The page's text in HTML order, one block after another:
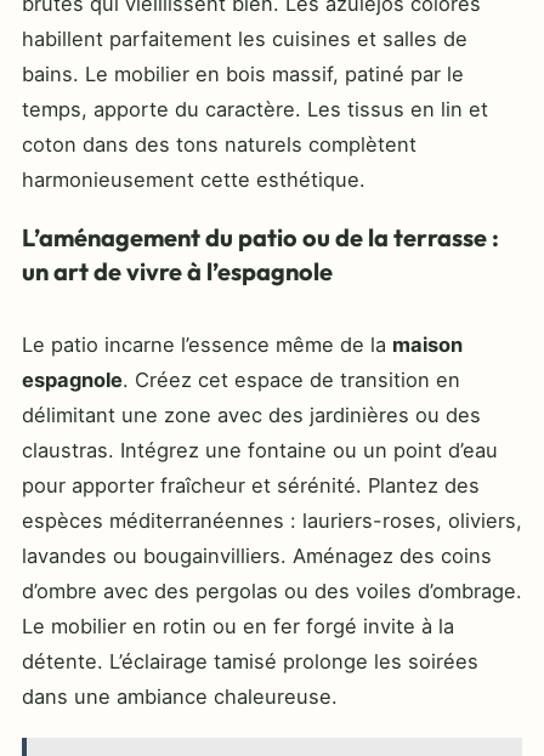
habillent parfaitement les cuisines et salles de
bains. Le mobilier en bois massif, patiné par le
temps, apporte du caractère. Les tissus en lin et
coton dans des tons naturels complètent
harmonieusement cette esthétique.
L’aménagement du patio ou de la terrasse :
un art de vivre à l’espagnole
Le patio incarne l’essence même de la maison
espagnole. Créez cet espace de transition en
délimitant une zone avec des jardinières ou des
claustras. Intégrez une fontaine ou un point d’eau
pour apporter fraîcheur et sérénité. Plantez des
espèces méditerranéennes : lauriers-roses, oliviers,
lavandes ou bougainvilliers. Aménagez des coins
d’ombre avec des pergolas ou des voiles d’ombrage.
Le mobilier en rotin ou en fer forgé invite à la
détente. L’éclairage tamisé prolonge les soirées
dans une ambiance chaleureuse.